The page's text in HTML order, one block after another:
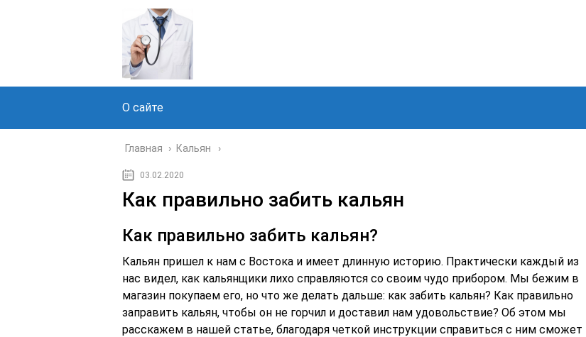
О сайте
Главная › Кальян
03.02.2020
Как правильно забить кальян
Как правильно забить кальян?
Кальян пришел к нам с Востока и имеет длинную историю. Практически каждый из
нас видел, как кальянщики лихо справляются со своим чудо прибором. Мы бежим в
магазин покупаем его, но что же делать дальше: как забить кальян? Как правильно
заправить кальян, чтобы он не горчил и доставил нам удовольствие? Об этом мы
расскажем в нашей статье, благодаря четкой инструкции справиться с ним сможет